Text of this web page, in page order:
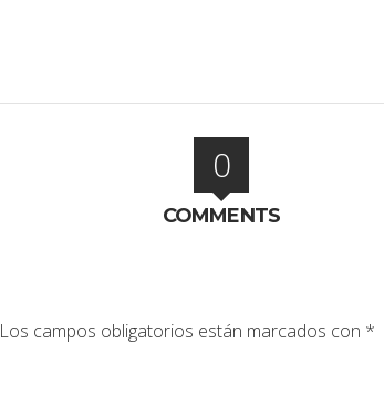
0
COMMENTS
Los campos obligatorios están marcados con *